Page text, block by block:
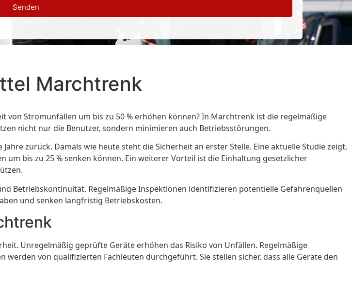
Senden
Marchtrenk
Stromunfällen um bis zu 50 % erhöhen können? In Marchtrenk ist die regelmäßige
nicht nur die Benutzer, sondern minimieren auch Betriebsstörungen.
zurück. Damals wie heute steht die Sicherheit an erster Stelle. Eine aktuelle Studie zeigt,
bis zu 25 % senken können. Ein weiterer Vorteil ist die Einhaltung gesetzlicher
Betriebskontinuität. Regelmäßige Inspektionen identifizieren potentielle Gefahrenquellen
und senken langfristig Betriebskosten.
Unregelmäßig geprüfte Geräte erhöhen das Risiko von Unfällen. Regelmäßige
von qualifizierten Fachleuten durchgeführt. Sie stellen sicher, dass alle Geräte den